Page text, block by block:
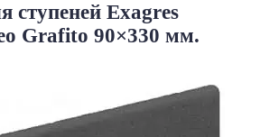
ступеней Exagres
Grafito 90×330 мм.